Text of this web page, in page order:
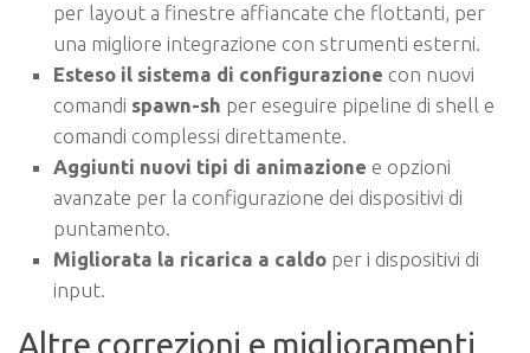
per layout a finestre affiancate che flottanti, per
una migliore integrazione con strumenti esterni.
Esteso il sistema di configurazione con nuovi
comandi spawn-sh per eseguire pipeline di shell e
comandi complessi direttamente.
Aggiunti nuovi tipi di animazione e opzioni
avanzate per la configurazione dei dispositivi di
puntamento.
Migliorata la ricarica a caldo per i dispositivi di
input.
Altre correzioni e miglioramenti